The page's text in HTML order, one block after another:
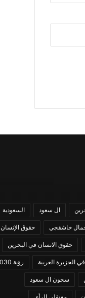
ال سعود السعودية
خاشقجي حقوق الإنسان
حقوق الانسان في البحرين
الجزيرة العربية رؤية 2030
سجون ال سعود